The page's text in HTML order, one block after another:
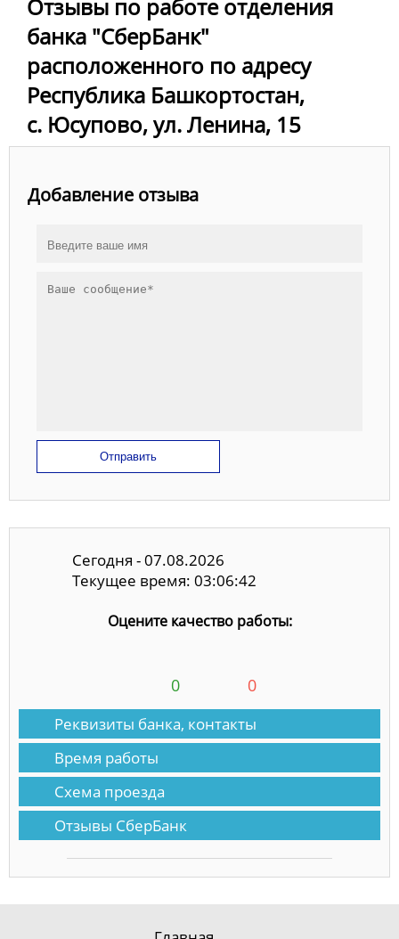
Отзывы по работе отделения
банка "СберБанк"
расположенного по адресу
Республика Башкортостан,
с. Юсупово, ул. Ленина, 15
Добавление отзыва
Отправить
Сегодня - 07.08.2026
Текущее время: 03:06:43
Оцените качество работы:
0 0
Реквизиты банка, контакты
Время работы
Схема проезда
Отзывы СберБанк